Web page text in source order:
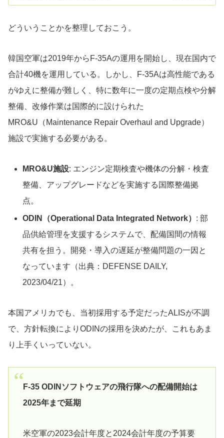
どういうことかを整理しておこう。
韓国空軍は2019年からF-35Aの運用を開始し、現在国内で
合計40機を運用している。しかし、F-35Aは高性能である
がゆえに整備が難しく、特に数年に一度の定期点検や分解
整備、改修作業は国際的に設けられた
MRO&U（Maintenance Repair Overhaul and Upgrade）
施設で実施する必要がある。
MRO&U施設: エンジン定期検査や機体の分解・検査
整備、アップグレードなどを実施する国際整備拠
点。
ODIN（Operational Data Integrated Network） : 部
品供給管理を支援するシステムで、配備国間の情報
共有を担う。開発・導入の遅延が整備問題の一因と
なっています（出典：DEFENSE DAILY,
2023/04/21）。
本国アメリカでも、当初採用する予定だったALISが不調
で、方針転換によりODINの採用を決めたが、これもあま
り上手くいっていない。
F-35 ODINソフトウェアの飛行隊への配備開始は
2025年まで延期
米空軍の2023会計年度と2024会計年度の予算要